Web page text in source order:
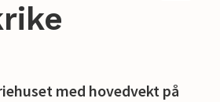
med hovedvekt på